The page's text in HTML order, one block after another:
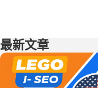
最新文章